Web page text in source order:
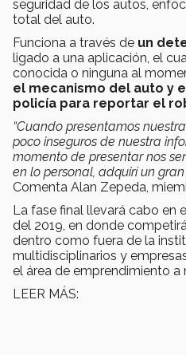
seguridad de los autos,
total del auto.
Funciona a través de un
ligado a una aplicación, el
conocida o ninguna al
el mecanismo del auto y
policía para reportar el
“Cuando presentamos
poco inseguros de nuestra
momento de presentar nos
en lo personal, adquirí un
Comenta Alan Zepeda,
La fase final llevará cabo en
del 2019, en donde
dentro como fuera de la
multidisciplinarios y
el área de emprendimiento a
LEER MÁS: